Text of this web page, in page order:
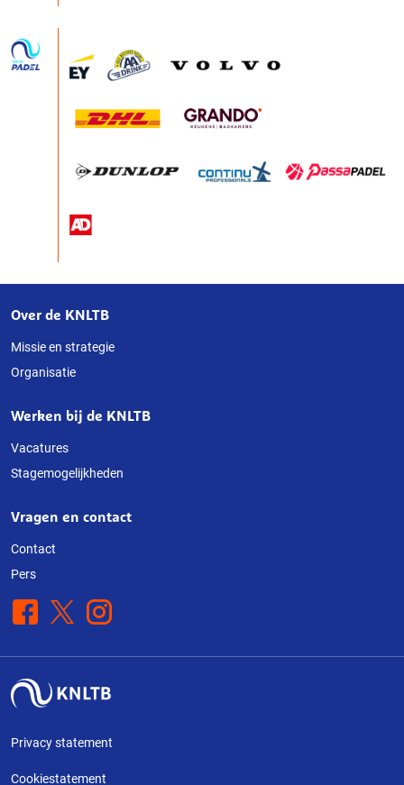
Over
deze
website
Over de KNLTB
Missie en strategie
Organisatie
Werken bij de KNLTB
Vacatures
Stagemogelijkheden
Vragen en contact
Contact
Pers
Facebook
X Instagram
Privacy statement
Cookiestatement